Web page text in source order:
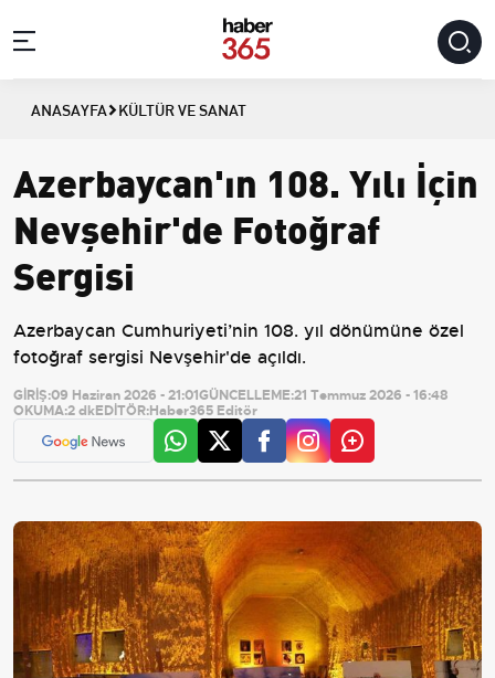
ANASAYFA KÜLTÜR VE SANAT
Azerbaycan'ın 108. Yılı İçin
Nevşehir'de Fotoğraf
Sergisi
Azerbaycan Cumhuriyeti’nin 108. yıl dönümüne özel
fotoğraf sergisi Nevşehir'de açıldı.
GİRİŞ:09 Haziran 2026 - 21:01GÜNCELLEME:21 Temmuz 2026 - 16:48
OKUMA:2 dkEDİTÖR:Haber365 Editör